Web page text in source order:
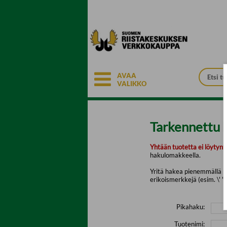
AVAA
VALIKKO
Tarkennettu
Yhtään tuotetta ei löytynyt.
hakulomakkeella.
Yritä hakea pienemmällä
erikoismerkkejä (esim. \' "
Pikahaku:
Tuotenimi: